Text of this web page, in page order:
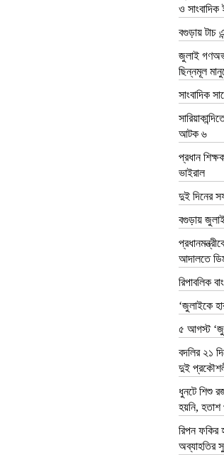
ও
বগুড়ায় টাচ
জুলাই
ছিন্নমূল
সাংবাদিক
আটক ৬
প্রধান
ভাইরাল
দুই দিনের
বগুড়ায়
আদালতে
রিপাবলিক
‘জুলাইকে
৫ আগস্ট
বদলির ২১
দুই
ধুনটে শিশু
হয়নি, হতাশ
রিপন ফকির
অব্যাহতির